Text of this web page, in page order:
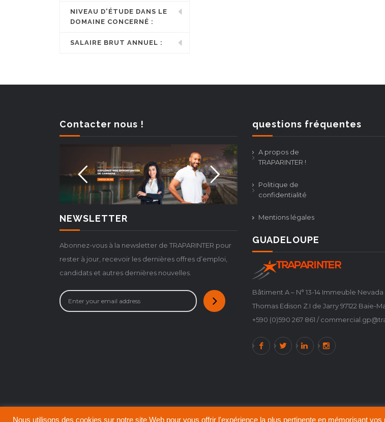
NIVEAU D'ÉTUDE DANS LE
DOMAINE CONCERNÉ :
SALAIRE BRUT ANNUEL :
Contacter nous !
NEWSLETTER
Abonnez-vous à la newsletter de TRAPARINTER pour
rester à jour, recevoir les dernières offres d’emploi,
candidats et autres dernières nouvelles.
questions fréquentes
A propos de
TRAPARINTER !
Politique de
confidentialité
Mentions légales
GUADELOUPE
Bâtiment A – N° 13-14 Immeuble Nevada
Thomas Edison Z.I de Jarry 97122 Baie-
+590 (0)590 267 861 /
Nous utilisons des cookies sur notre site Web pour vous offrir l'expérience la plus pertinente en mémorisant vos